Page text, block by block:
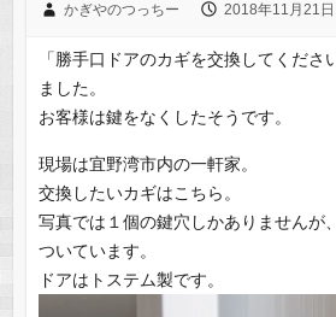
かぎやのつっちー 2018年11月21日
「勝手口ドアのカギを交換してくださ
ました。
お客様は鍵をなくしたそうです。
現場は宜野湾市内の一軒家。
交換したいカギはこちら。
写真では１個の鍵穴しかありませんが
ついています。
ドアはトステム製です。